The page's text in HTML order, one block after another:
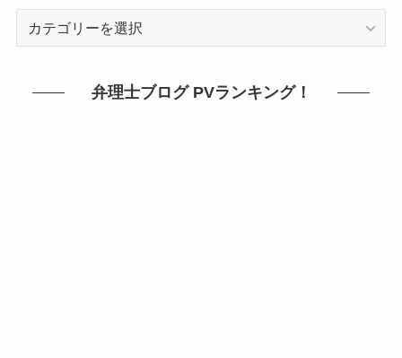
弁理士ブログ PVランキング！